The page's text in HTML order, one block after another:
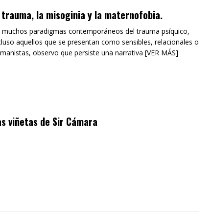
trauma, la misoginia y la maternofobia.
muchos paradigmas contemporáneos del trauma psíquico,
aquellos que se presentan como sensibles, relacionales o
observo que persiste una narrativa [VER MÁS]
viñetas de Sir Cámara